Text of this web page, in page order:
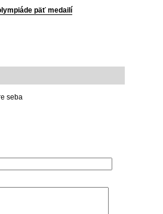
päť medailí
seba